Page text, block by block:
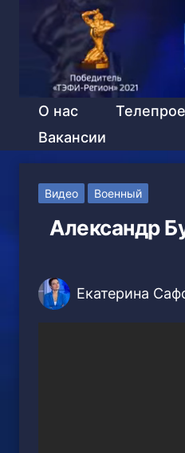
О нас
Вакансии
Видео Военный
Александр
Екатерина